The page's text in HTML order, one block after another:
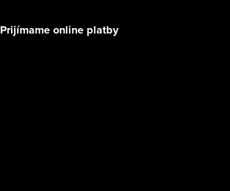
Prijímame online platby